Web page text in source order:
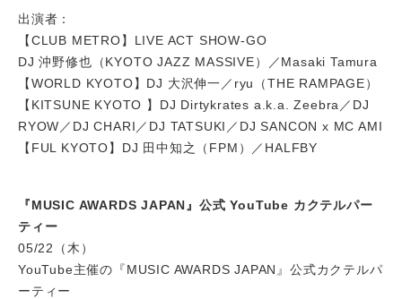
出演者：
【CLUB METRO】LIVE ACT SHOW-GO
DJ 沖野修也（KYOTO JAZZ MASSIVE）／Masaki Tamura
【WORLD KYOTO】DJ 大沢伸一／ryu（THE RAMPAGE）
【KITSUNE KYOTO 】DJ Dirtykrates a.k.a. Zeebra／DJ
RYOW／DJ CHARI／DJ TATSUKI／DJ SANCON x MC AMI
【FUL KYOTO】DJ 田中知之（FPM）／HALFBY
『MUSIC AWARDS JAPAN』公式 YouTube カクテルパー
ティー
05/22（木）
YouTube主催の『MUSIC AWARDS JAPAN』公式カクテルパ
ーティー